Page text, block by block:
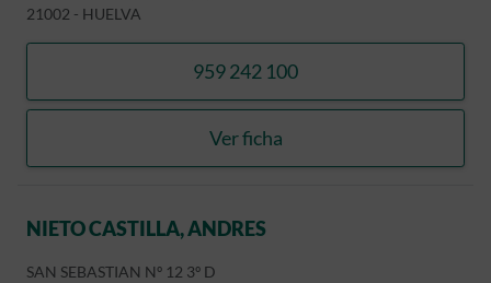
21002 - HUELVA
959 242 100
llamar INSTITUTO
Ver ficha
INSTITUTO ANDALUZ DE
NIETO CASTILLA, ANDRES
SAN SEBASTIAN Nº 12 3º D